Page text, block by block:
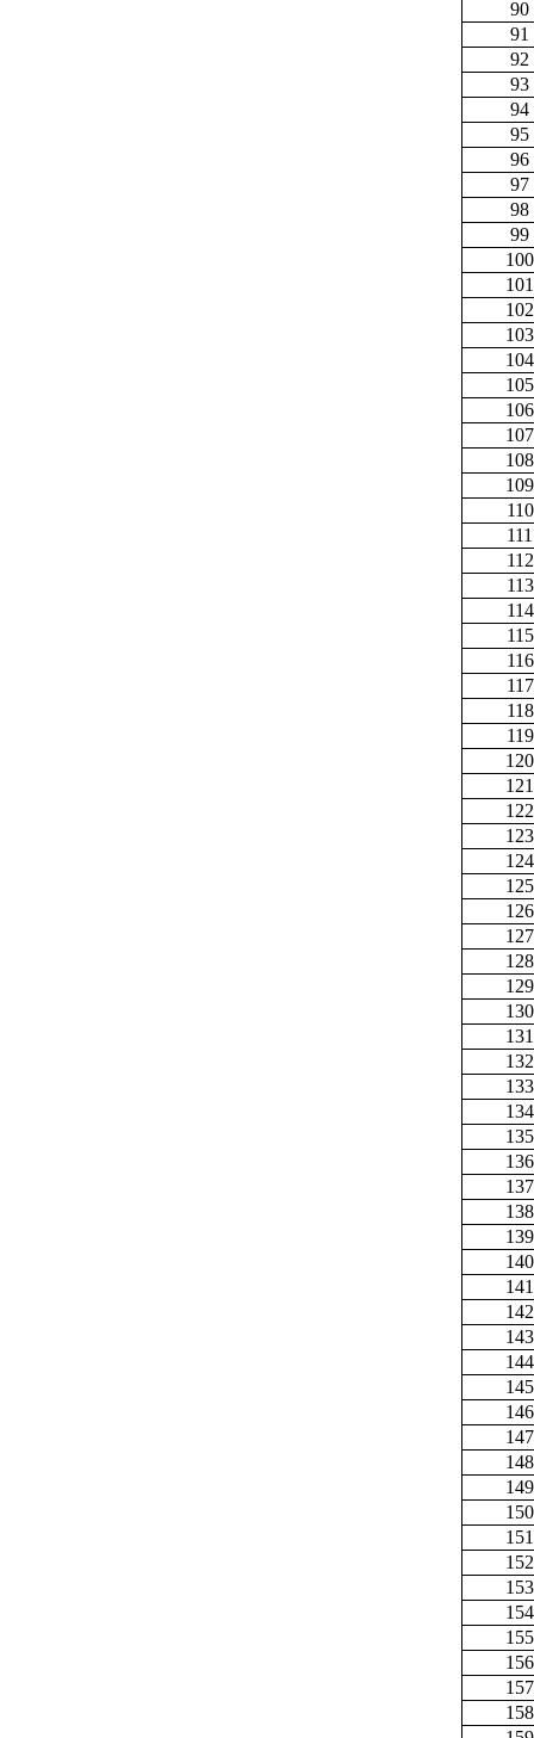
90
91
92
93
94
95
96
97
98
99
100
101
102
103
104
105
106
107
108
109
110
111
112
113
114
115
116
117
118
119
120
121
122
123
124
125
126
127
128
129
130
131
132
133
134
135
136
137
138
139
140
141
142
143
144
145
146
147
148
149
150
151
152
153
154
155
156
157
158